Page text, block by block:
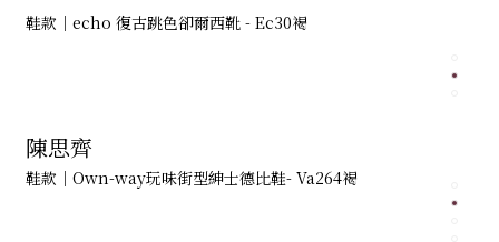
鞋款｜echo 復古跳色卻爾西靴 - Ec30褐
陳思齊
鞋款｜Own-way玩味街型紳士德比鞋- Va264褐